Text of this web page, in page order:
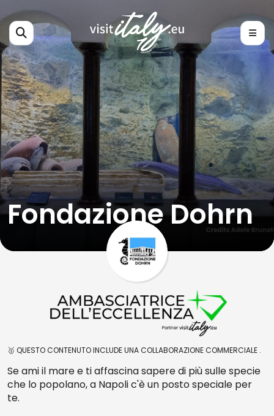
Fondazione Dohrn
🥇 QUESTO CONTENUTO INCLUDE UNA COLLABORAZIONE COMMERCIALE .
Se ami il mare e ti affascina sapere di più sulle specie
che lo popolano, a Napoli c'è un posto speciale per
te.